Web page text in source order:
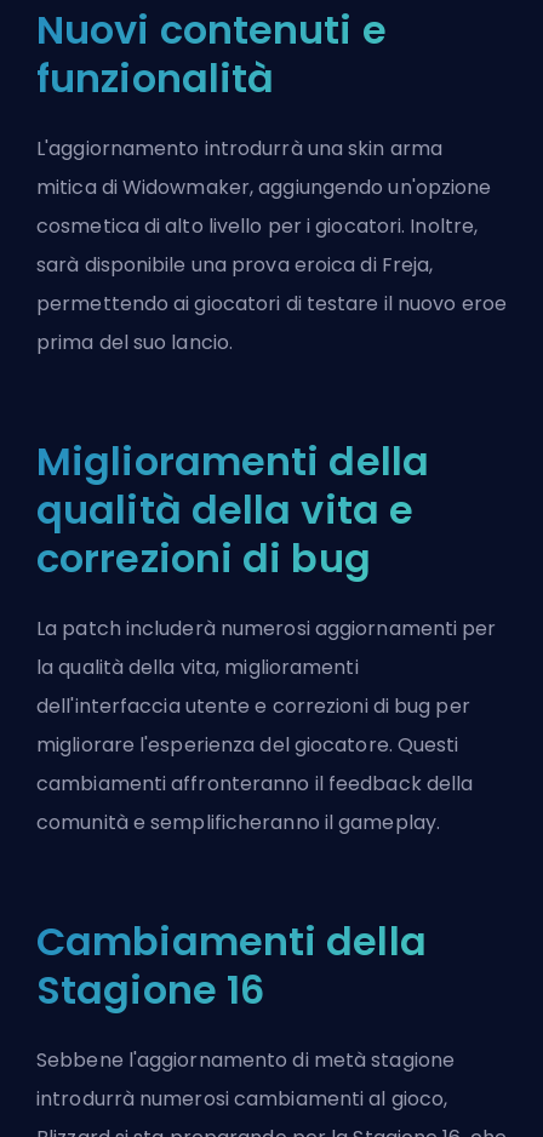
Nuovi contenuti e
funzionalità
L'aggiornamento introdurrà una skin arma
mitica di Widowmaker, aggiungendo un'opzione
cosmetica di alto livello per i giocatori. Inoltre,
sarà disponibile una prova eroica di Freja,
permettendo ai giocatori di testare il nuovo eroe
prima del suo lancio.
Miglioramenti della
qualità della vita e
correzioni di bug
La patch includerà numerosi aggiornamenti per
la qualità della vita, miglioramenti
dell'interfaccia utente e correzioni di bug per
migliorare l'esperienza del giocatore. Questi
cambiamenti affronteranno il feedback della
comunità e semplificheranno il gameplay.
Cambiamenti della
Stagione 16
Sebbene l'aggiornamento di metà stagione
introdurrà numerosi cambiamenti al gioco,